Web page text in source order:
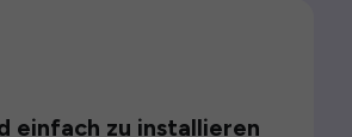
einfach zu installieren